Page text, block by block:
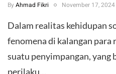
By Ahmad Fikri November 17, 2024
Dalam realitas kehidupan
fenomena di kalangan para
suatu penyimpangan, yang
perilaku…